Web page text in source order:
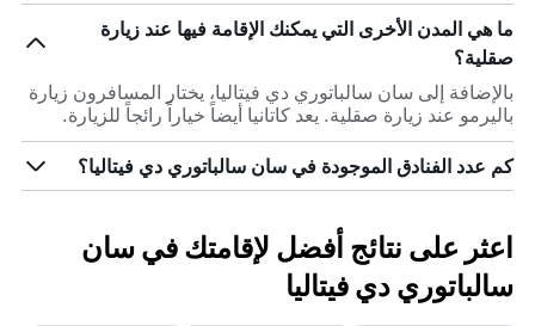
ما هي المدن الأخرى التي يمكنك الإقامة فيها عند زيارة
صقلية؟
بالإضافة إلى سان سالباتوري دي فيتاليا، يختار المسافرون زيارة
باليرمو عند زيارة صقلية. يعد كاتانيا أيضاً خياراً رائجاً للزيارة.
كم عدد الفنادق الموجودة في سان سالباتوري دي فيتاليا؟
اعثر على نتائج أفضل لإقامتك في سان
سالباتوري دي فيتاليا